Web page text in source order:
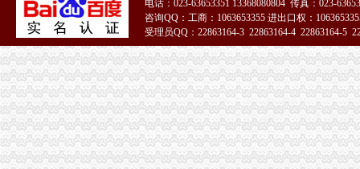
全市“双”海关报关登记证书行动取得阶段成效
市重庆海关注册登记局邀请人大代表政协委员和老干部代表听取媒体广告监管
市局突出“四个化”重庆海关注册登记贯彻落实全国全市安全生产电视电话会议精
全市重庆海关注册登记微型企业创业培训工作亮点纷呈
市重庆海关注册登记工商局与市外经贸委建立外资登记审批合作机制
市重庆海关注册局向万州区罗田镇赠送春节问金
工商干校2011年第一期微型企业创业培训工作圆满结束
市海关报关注册登记证书消委会召开2011年度消委系统深化消费维权合作检测
北部新区局“三结合、三化”海关报关注册登记证书积开展辖区大型市场“双”工作
电话：023-63653351 13368080804 传真：023-
咨询QQ：工商：1063653355 进出口权：
受理员QQ：22863164-3 22863164-4 22863164-5